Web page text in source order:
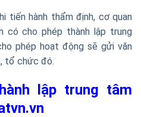
tiến hành thẩm định, cơ quan
có cho phép thành lập trung
phép hoạt động sẽ gửi văn
tổ chức đó.
lập trung tâm